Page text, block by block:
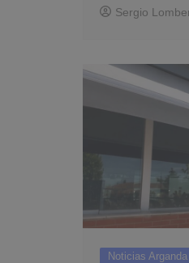
Sergio
Noticias